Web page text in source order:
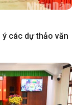
các dự thảo văn